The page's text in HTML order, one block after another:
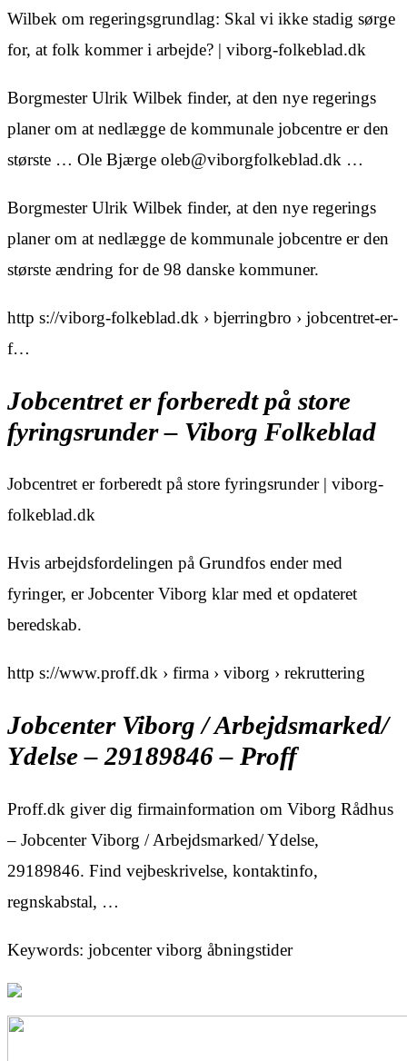
Wilbek om regeringsgrundlag: Skal vi ikke stadig sørge
for, at folk kommer i arbejde? | viborg-folkeblad.dk
Borgmester Ulrik Wilbek finder, at den nye regerings
planer om at nedlægge de kommunale jobcentre er den
største … Ole Bjærge oleb@viborgfolkeblad.dk …
Borgmester Ulrik Wilbek finder, at den nye regerings
planer om at nedlægge de kommunale jobcentre er den
største ændring for de 98 danske kommuner.
http s://viborg-folkeblad.dk › bjerringbro › jobcentret-er-
f…
Jobcentret er forberedt på store
fyringsrunder – Viborg Folkeblad
Jobcentret er forberedt på store fyringsrunder | viborg-
folkeblad.dk
Hvis arbejdsfordelingen på Grundfos ender med
fyringer, er Jobcenter Viborg klar med et opdateret
beredskab.
http s://www.proff.dk › firma › viborg › rekruttering
Jobcenter Viborg / Arbejdsmarked/
Ydelse – 29189846 – Proff
Proff.dk giver dig firmainformation om Viborg Rådhus
– Jobcenter Viborg / Arbejdsmarked/ Ydelse,
29189846. Find vejbeskrivelse, kontaktinfo,
regnskabstal, …
Keywords: jobcenter viborg åbningstider